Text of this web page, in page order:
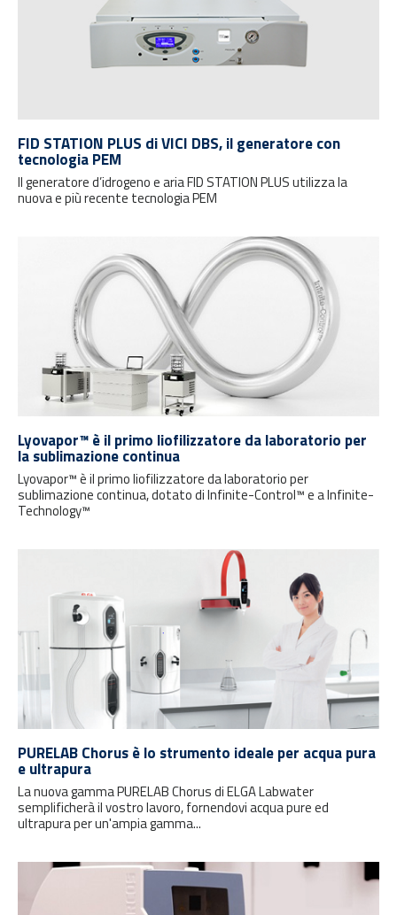
FID STATION PLUS di VICI DBS, il generatore con
tecnologia PEM
Il generatore d’idrogeno e aria FID STATION PLUS utilizza la
nuova e più recente tecnologia PEM
Lyovapor™ è il primo liofilizzatore da laboratorio per
la sublimazione continua
Lyovapor™ è il primo liofilizzatore da laboratorio per
sublimazione continua, dotato di Infinite-Control™ e a Infinite-
Technology™
PURELAB Chorus è lo strumento ideale per acqua pura
e ultrapura
La nuova gamma PURELAB Chorus di ELGA Labwater
semplificherà il vostro lavoro, fornendovi acqua pure ed
ultrapura per un'ampia gamma...